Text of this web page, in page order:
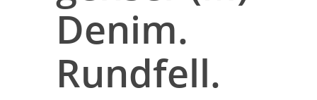
Denim.
Rundfell.